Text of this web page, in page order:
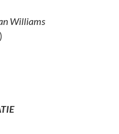
Williams